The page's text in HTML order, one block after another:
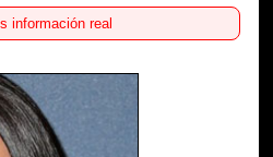
información real